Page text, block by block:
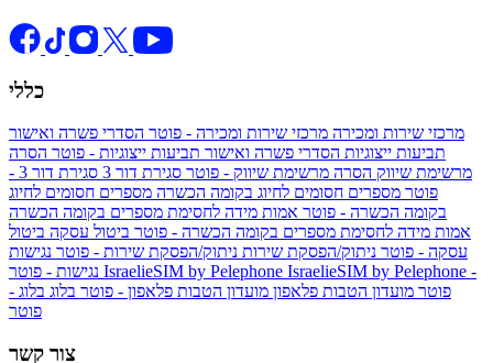
כללי
מרכזי שירות ומכירה מרכזי שירות ומכירה - פוטר הסדרי פשרה ואישור
תביעות ייצוגיות הסדרי פשרה ואישור תביעות ייצוגיות - פוטר הסרה
מרשימת שיווק הסרה מרשימת שיווק - פוטר סגירת דור 3
סגירת דור 3 -
פוטר מספרים חסומים לחיוג בקומה הכשרה מספרים חסומים לחיוג
בקומה הכשרה - פוטר אמות מידה לחסימת מספרים בקומה הכשרה
אמות מידה לחסימת מספרים בקומה הכשרה - פוטר ביטול עסקה ביטול
עסקה - פוטר ניתוק/הפסקת שירות ניתוק/הפסקת שירות - פוטר נגישות
IsraelieSIM by Pelephone IsraelieSIM by Pelephone -
פוטר מועדון הטבות פלאפון מועדון הטבות פלאפון - פוטר בלוג בלוג -
פוטר
צור קשר